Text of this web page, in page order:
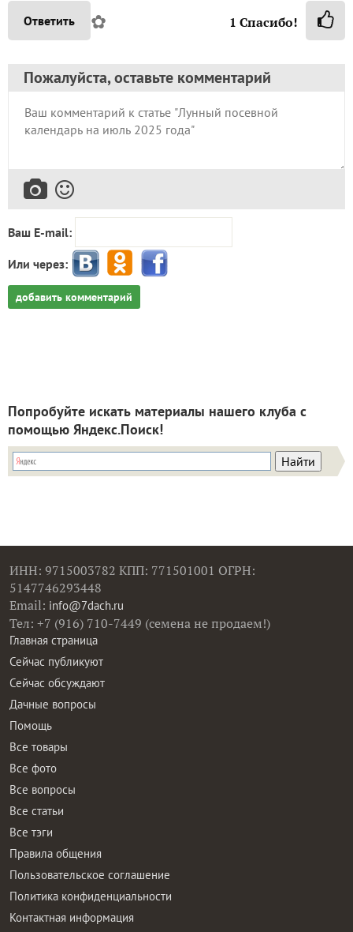
Ответить ✿ 1 Спасибо!
Пожалуйста, оставьте комментарий
Ваш E-mail:
Или через:
добавить комментарий
Попробуйте искать материалы нашего клуба с
помощью Яндекс.Поиск!
ИНН: 9715003782 КПП: 771501001 ОГРН:
5147746293448
Email: info@7dach.ru
Тел: +7 (916) 710-7449 (семена не продаем!)
Главная страница
Сейчас публикуют
Сейчас обсуждают
Дачные вопросы
Помощь
Все товары
Все фото
Все вопросы
Все статьи
Все тэги
Правила общения
Пользовательское соглашение
Политика конфиденциальности
Контактная информация